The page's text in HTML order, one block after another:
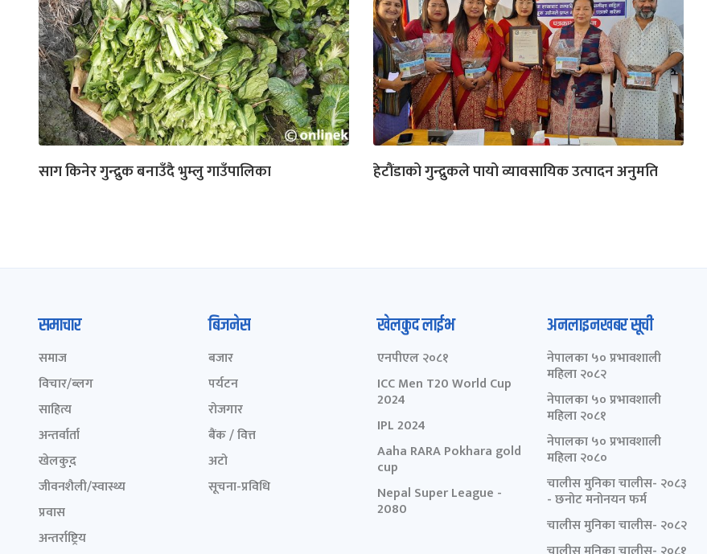
साग किनेर गुन्द्रुक बनाउँदै भुम्लु गाउँपालिका हेटौंडाको गुन्द्रुकले पायो व्यावसायिक उत्पादन अनुमति
समाचार
समाज
विचार/ब्लग
साहित्य
अन्तर्वार्ता
खेलकुद़़
जीवनशैली/स्वास्थ्य
प्रवास
अन्तर्राष्ट्रिय
बिजनेस
बजार
पर्यटन
रोजगार
बैंक / वित्त
अटो
सूचना-प्रविधि
खेलकुद लाईभ
एनपीएल २०८१
ICC Men T20 World Cup
2024
IPL 2024
Aaha RARA Pokhara gold
cup
Nepal Super League -
2080
अनलाइनखबर सूची
नेपालका ५० प्रभावशाली
महिला २०८२
नेपालका ५० प्रभावशाली
महिला २०८१
नेपालका ५० प्रभावशाली
महिला २०८०
चालीस मुनिका चालीस- २०८३
- छनोट मनोनयन फर्म
चालीस मुनिका चालीस- २०८२